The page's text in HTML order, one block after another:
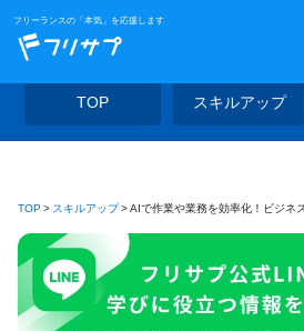
フリーランスの「本気」を応援します
TOP スキルアップ
TOP スキルアップ AIで作業や業務を効率化！ビジネス・日常